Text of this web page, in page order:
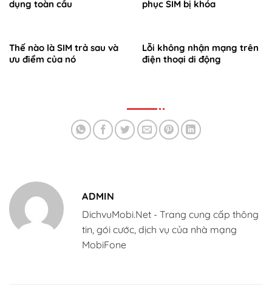
dụng toàn cầu phục SIM bị khóa
Thế nào là SIM trả sau và
ưu điểm của nó
Lỗi không nhận mạng trên
điện thoại di động
ADMIN
DichvuMobi.Net - Trang cung cấp thông
tin, gói cước, dịch vụ của nhà mạng
MobiFone